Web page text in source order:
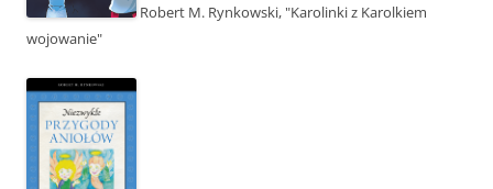
Robert M. Rynkowski, "Karolinki z Karolkiem
wojowanie"